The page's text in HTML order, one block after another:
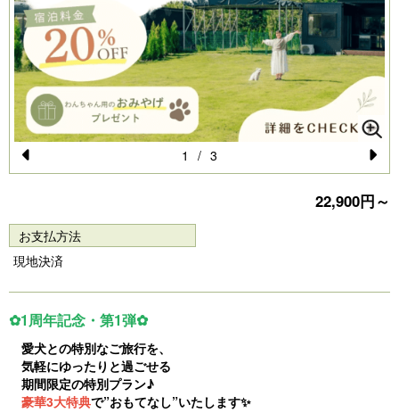
Pr
vi
o
s
N
e
1 / 3
22,900円～
お支払方法
現地決済
✿1周年記念・第1弾✿
愛犬との特別なご旅行を、
気軽にゆったりと過ごせる
期間限定の特別プラン♪
豪華3大特典で”おもてなし”いたします✨